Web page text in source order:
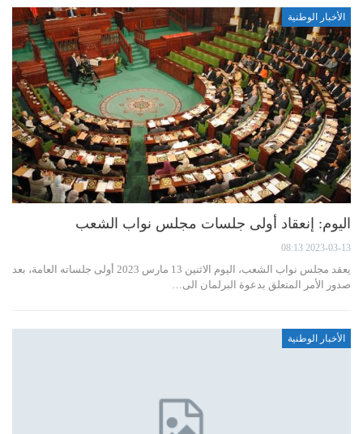
الأخبار الوطنية
اليوم: إنعقاد أولى جلسات مجلس نواب الشعب
2023-03-13 08:13
يعقد مجلس نواب الشعب، اليوم الاثنين 13 مارس 2023 أولى جلساته العامة، بعد
صدور الأمر المتعلق بدعوة البرلمان الى…
الأخبار الوطنية